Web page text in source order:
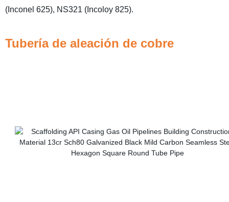
(Inconel 625), NS321 (Incoloy 825).
Tubería de aleación de cobre